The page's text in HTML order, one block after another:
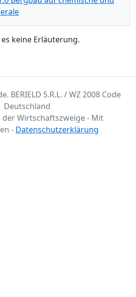
keine Erläuterung.
BERIELD S.R.L. / WZ 2008 Code
Deutschland
der Wirtschaftszweige - Mit
- Datenschutzerklärung